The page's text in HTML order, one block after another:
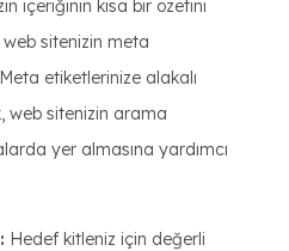
içeriğinin kısa bir özetini
sitenizin meta
etiketlerinize alakalı
web sitenizin arama
yer almasına yardımcı
Hedef kitleniz için değerli